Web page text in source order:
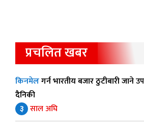
प्रचलित खबर
किनमेलगर्न भारतीय बजार ठुटीबारी जाने
दैनिकी
३ साल अघि